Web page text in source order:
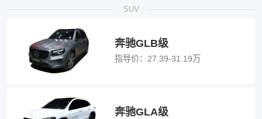
SUV
奔驰GLB级
指导价： 27.39-31.19万
奔驰GLA级